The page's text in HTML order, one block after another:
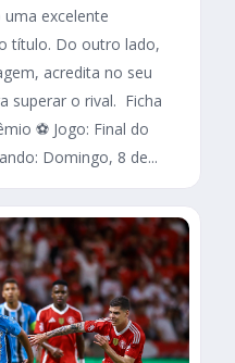
excelente
título. Do outro lado,
acredita no seu
superar o rival. Ficha
⚽ Jogo: Final do
Domingo, 8 de...